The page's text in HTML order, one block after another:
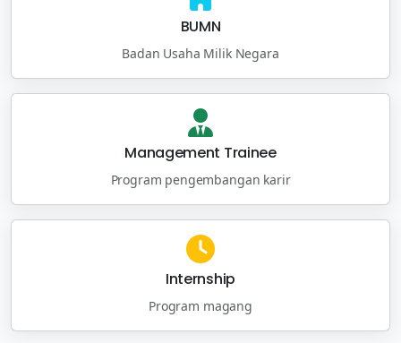
BUMN
Badan Usaha Milik Negara
Management Trainee
Program pengembangan karir
Internship
Program magang